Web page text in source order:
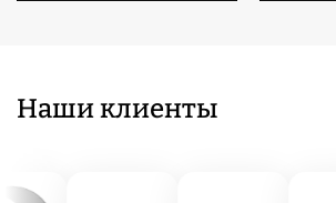
Наши клиенты